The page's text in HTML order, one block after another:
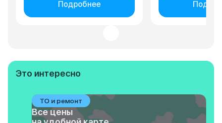
Подробнее
Это интересно
ТО и ремонт
Все цены